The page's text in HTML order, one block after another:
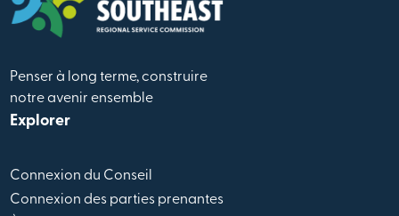
Penser à long terme, construire
notre avenir ensemble
Explorer
Connexion du Conseil
Connexion des parties prenantes